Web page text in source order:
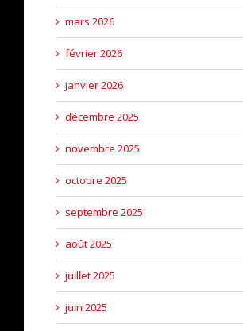
mars 2026
février 2026
janvier 2026
décembre 2025
novembre 2025
octobre 2025
septembre 2025
août 2025
juillet 2025
juin 2025